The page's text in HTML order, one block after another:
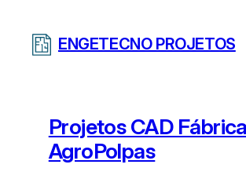
ENGETECNO PROJETOS
Projetos CAD
AgroPolpas